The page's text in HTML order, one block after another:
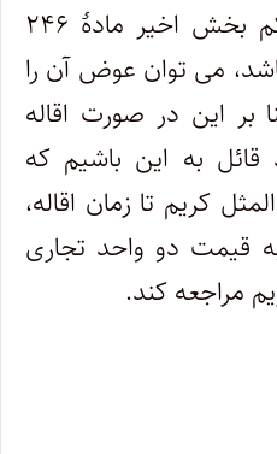
پرداخته شود، طبق حکم بخش اخیر مادۀ ۲۴۶
می توان عوض آن را
بر این در صورت اقاله
قائل به این باشیم که
کریم تا زمان اقاله،
قیمت دو واحد تجاری
مراجعه کند.